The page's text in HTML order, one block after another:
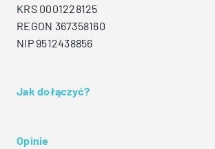
KRS 0001228125
REGON 367358160
NIP 9512438856
Jak dołączyć?
Opinie